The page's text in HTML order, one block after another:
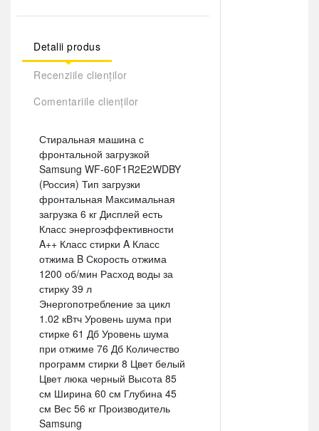
Detalii produs
Recenziile clienților
Comentariile clienților
Стиральная машина с
фронтальной загрузкой
Samsung WF-60F1R2E2WDBY
(Россия) Тип загрузки
фронтальная Максимальная
загрузка 6 кг Дисплей есть
Класс энергоэффективности
A++ Класс стирки A Класс
отжима B Скорость отжима
1200 об/мин Расход воды за
стирку 39 л
Энергопотребление за цикл
1.02 кВтч Уровень шума при
стирке 61 Дб Уровень шума
при отжиме 76 Дб Количество
программ стирки 8 Цвет белый
Цвет люка черный Высота 85
см Ширина 60 см Глубина 45
см Вес 56 кг Производитель
Samsung